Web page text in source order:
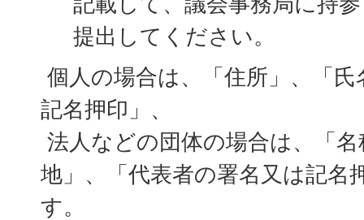
提出してください。
個人の場合は、「住所」、「
記名押印」、
法人などの団体の場合は、「
地」、「代表者の署名又は記名
す。